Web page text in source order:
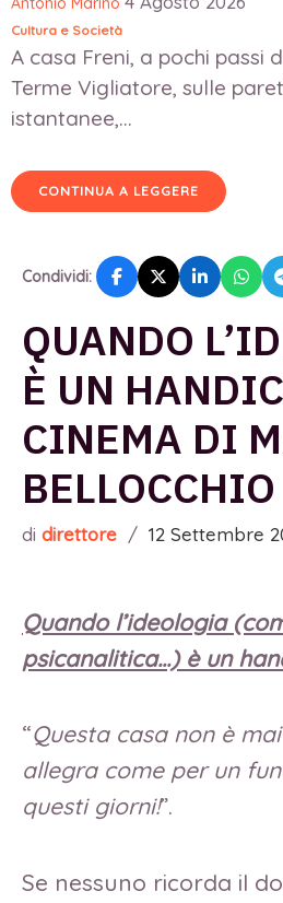
Cultura e Società
A casa Freni, a pochi passi
Terme Vigliatore, sulle
istantanee,...
CONTINUA A LEGGERE
Condividi:
QUANDO
È UN
CINEMA DI
BELLOCCHIO
di direttore / 12 Settembre
Quando l’ideologia
psicanalitica…) è un
“Questa casa non è
allegra come per un
questi giorni!”.
Se nessuno ricorda il